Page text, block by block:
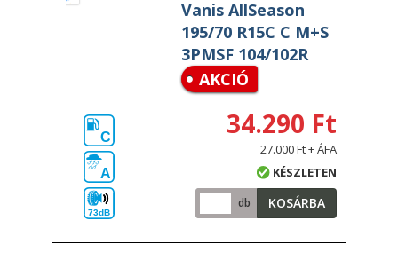
Vanis AllSeason
195/70 R15C C M+S
3PMSF 104/102R
AKCIÓ
C
A
73dB
34.290 Ft
27.000 Ft + ÁFA
KÉSZLETEN
db KOSÁRBA